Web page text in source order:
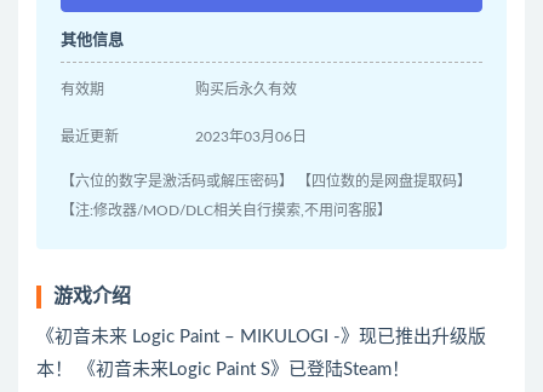
其他信息
有效期 购买后永久有效
最近更新 2023年03月06日
【六位的数字是激活码或解压密码】 【四位数的是网盘提取码】
【注:修改器/MOD/DLC相关自行摸索,不用问客服】
游戏介绍
《初音未来 Logic Paint – MIKULOGI -》现已推出升级版
本！ 《初音未来Logic Paint S》已登陆Steam！